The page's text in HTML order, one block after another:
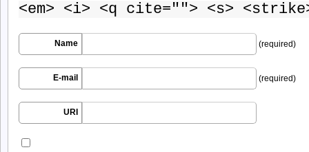
<em> <i> <q cite=""> <s>
Name (required)
E-mail (required)
URI